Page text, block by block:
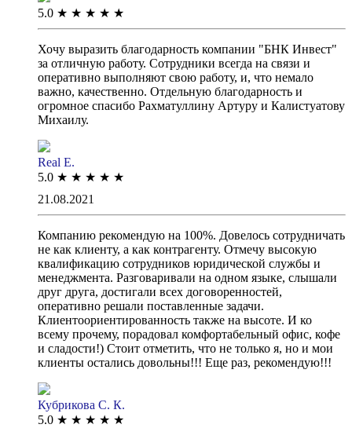
5.0 ★ ★ ★ ★ ★
Хочу выразить благодарность компании "БНК Инвест"
за отличную работу. Сотрудники всегда на связи и
оперативно выполняют свою работу, и, что немало
важно, качественно. Отдельную благодарность и
огромное спасибо Рахматуллину Артуру и Калистуатову
Михаилу.
Real E.
5.0 ★ ★ ★ ★ ★
21.08.2021
Компанию рекомендую на 100%. Довелось сотрудничать
не как клиенту, а как контрагенту. Отмечу высокую
квалификацию сотрудников юридической службы и
менеджмента. Разговаривали на одном языке, слышали
друг друга, достигали всех договоренностей,
оперативно решали поставленные задачи.
Клиентоориентированность также на высоте. И ко
всему прочему, порадовал комфортабельный офис, кофе
и сладости!) Стоит отметить, что не только я, но и мои
клиенты остались довольны!!! Еще раз, рекомендую!!!
Кубрикова С. К.
5.0 ★ ★ ★ ★ ★